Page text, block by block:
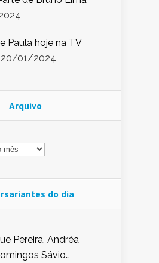
Paula hoje na TV
20/01/2024
Arquivo
do dia
Pereira, Andréa
Sávio